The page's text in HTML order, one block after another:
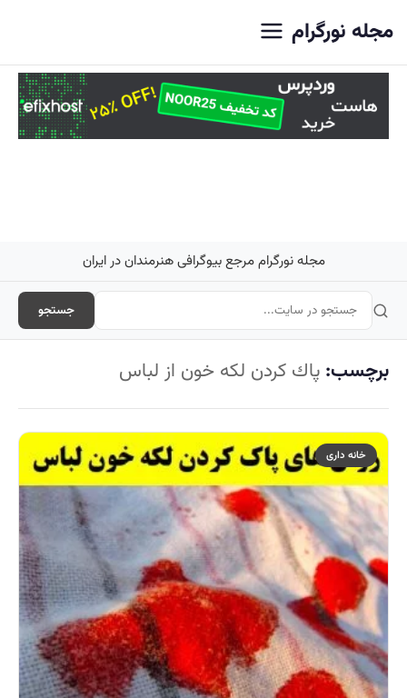
مجله نورگرام
مجله نورگرام مرجع بیوگرافی هنرمندان در ایران
جستجو
برچسب: پاك كردن لكه خون از لباس
خانه داری